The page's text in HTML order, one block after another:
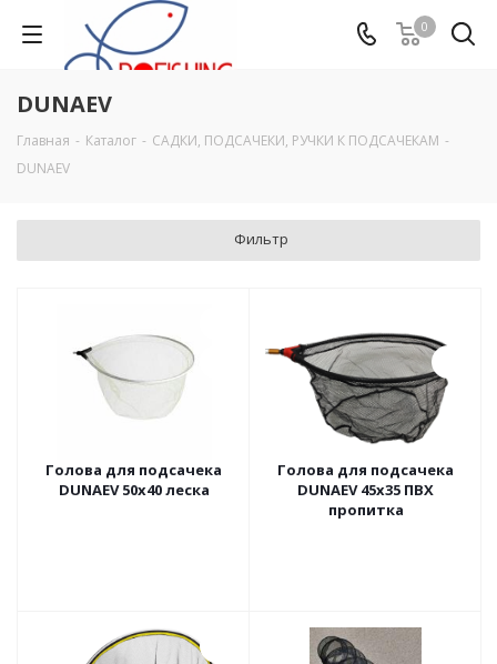
0
DUNAEV
Главная - Каталог - САДКИ, ПОДСАЧЕКИ, РУЧКИ К ПОДСАЧЕКАМ -
DUNAEV
Фильтр
Голова для подсачека
DUNAEV 50х40 леска
Голова для подсачека
DUNAEV 45x35 ПВХ
пропитка